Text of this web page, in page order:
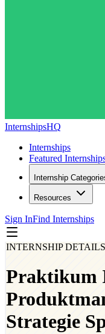
InternshipsHQ
Internships
Featured
Internship
Resources
Sign InFind Internships
INTERNSHIP DETAILS
Praktikum
Strategie